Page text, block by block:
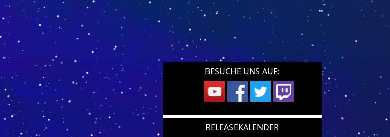
BESUCHE UNS AUF:
RELEASEKALENDER